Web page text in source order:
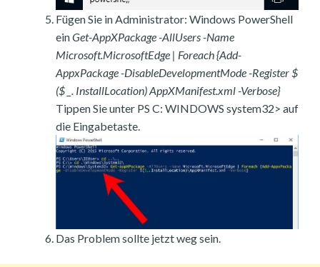
Fügen Sie in Administrator: Windows PowerShell
einGet-AppXPackage -AllUsers -Name
Microsoft.MicrosoftEdge | Foreach {Add-
AppxPackage -DisableDevelopmentMode -Register $
($ _. InstallLocation) AppXManifest.xml -Verbose}
Tippen Sie unter PS C: WINDOWS system32> auf
die Eingabetaste.
Das Problem sollte jetzt weg sein.